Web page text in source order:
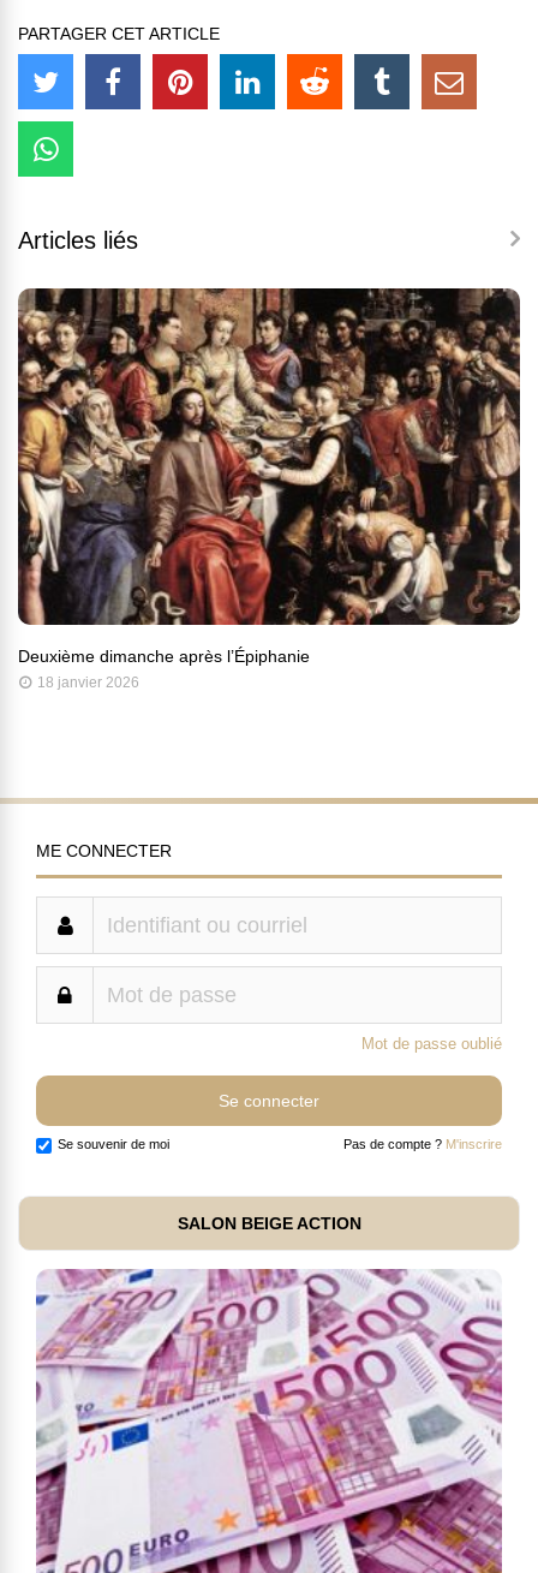
PARTAGER CET ARTICLE
Articles liés
Deuxième dimanche après l’Épiphanie
18 janvier 2026
ME CONNECTER
Mot de passe oublié
Se souvenir de moi Pas de compte ? M'inscrire
SALON BEIGE ACTION